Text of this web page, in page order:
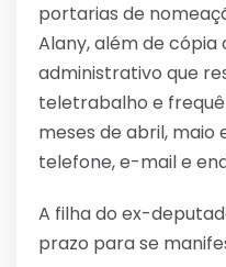
portarias de
Alany, além de
administrativo que
teletrabalho e
meses de abril, maio
telefone, e-mail e
A filha do ex-
prazo para se